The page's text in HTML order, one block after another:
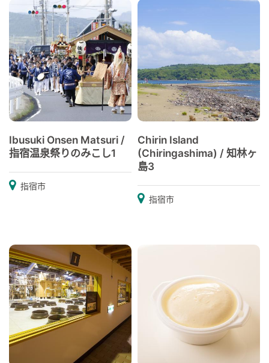
Ibusuki Onsen Matsuri /
指宿温泉祭りのみこし1
指宿市
Chirin Island
(Chiringashima) / 知林ヶ
島3
指宿市